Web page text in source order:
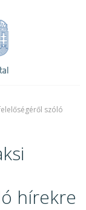
szóló
hírekre